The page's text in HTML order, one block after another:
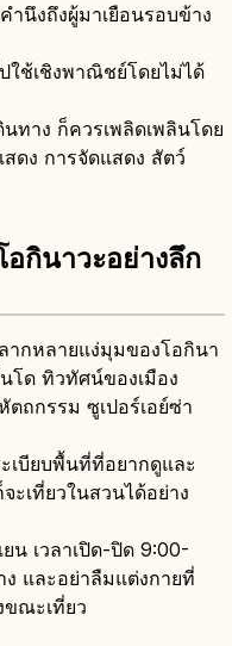
นึงถึงผู้มาเยือนรอบข้าง
ใช้เชิงพาณิชย์โดยไม่ได้
ทาง ก็ควรเพลิดเพลินโดย
ดง การจัดแสดง สัตว์
กินาวะอย่างลึก
ากหลายแง่มุมของโอกินา
โด ทิวทัศน์ของเมือง
ถกรรม ซูเปอร์เอย์ซ่า
เบียบพื้นที่ที่อยากดูและ
ะเที่ยวในสวนได้อย่าง
น เวลาเปิด-ปิด 9:00-
ง และอย่าลืมแต่งกายที่
ณะเที่ยว